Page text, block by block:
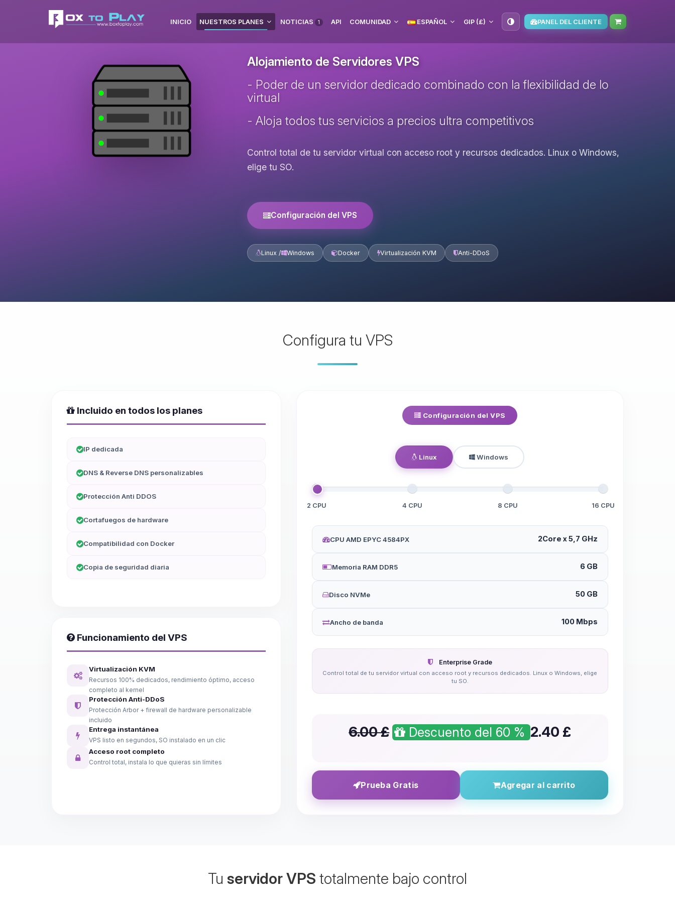
INICIO NUESTROS PLANES NOTICIAS 1 API COMUNIDAD ESPAÑOL GIP (£) PANEL DEL CLIENTE
Alojamiento de Servidores VPS
- Poder de un servidor dedicado combinado con la flexibilidad de lo
virtual
- Aloja todos tus servicios a precios ultra competitivos
Control total de tu servidor virtual con acceso root y recursos dedicados. Linux o Windows,
elige tu SO.
Configuración del VPS
Linux / Windows Docker Virtualización KVM Anti-DDoS
Configura tu VPS
Incluido en todos los planes
IP dedicada
DNS & Reverse DNS personalizables
Protección Anti DDOS
Cortafuegos de hardware
Compatibilidad con Docker
Copia de seguridad diaria
Funcionamiento del VPS
Virtualización KVM
Recursos 100% dedicados, rendimiento óptimo, acceso
completo al kernel
Protección Anti-DDoS
Protección Arbor + firewall de hardware personalizable
incluido
Entrega instantánea
VPS listo en segundos, SO instalado en un clic
Acceso root completo
Control total, instala lo que quieras sin límites
Configuración del VPS
Linux Windows
2 CPU 4 CPU 8 CPU 16 CPU
CPU AMD EPYC 4584PX 2Core x 5,7 GHz
Memoria RAM DDR5 6 GB
Disco NVMe 50 GB
Ancho de banda 100 Mbps
Enterprise Grade
Control total de tu servidor virtual con acceso root y recursos dedicados. Linux o Windows, elige
tu SO.
6.00 £ Descuento del 60 % 2.40 £
Prueba Gratis Agregar al carrito
Tu servidor VPS totalmente bajo control